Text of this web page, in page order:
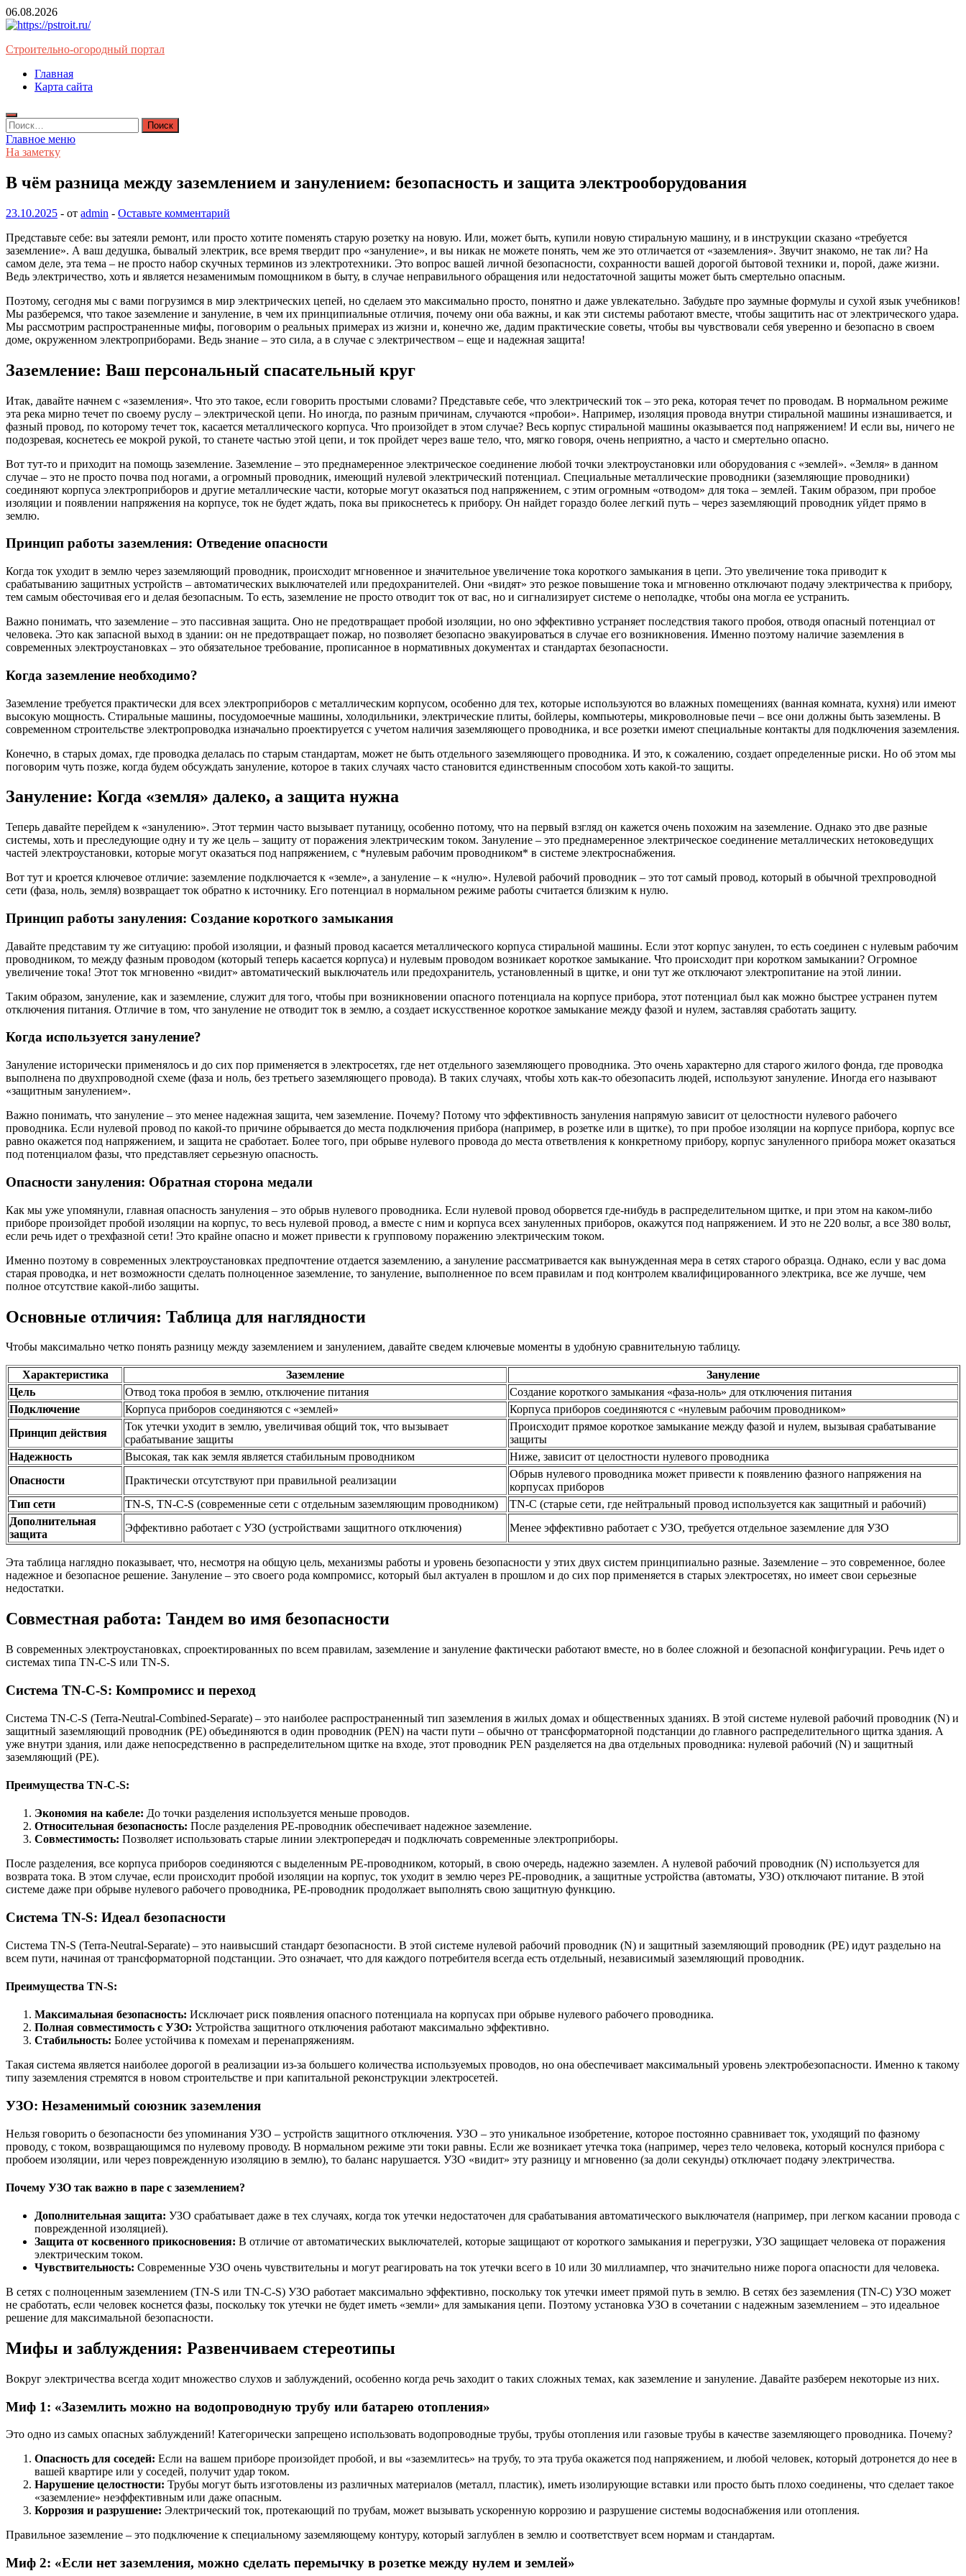
Перейти
к
06.08.2026
Строительно-огородный портал
Главная
Карта сайта
Найти:
Главное меню
На заметку
В чём разница между заземлением и занулением: безопасность и защита электрооборудования
23.10.2025 - от admin - Оставьте комментарий
Представьте себе: вы затеяли ремонт, или просто хотите поменять старую розетку на новую. Или, может быть, купили новую стиральную машину, и в инструкции сказано «требуется
заземление». А ваш дедушка, бывалый электрик, все время твердит про «зануление», и вы никак не можете понять, чем же это отличается от «заземления». Звучит знакомо, не так ли? На
самом деле, эта тема – не просто набор скучных терминов из электротехники. Это вопрос вашей личной безопасности, сохранности вашей дорогой бытовой техники и, порой, даже жизни.
Ведь электричество, хоть и является незаменимым помощником в быту, в случае неправильного обращения или недостаточной защиты может быть смертельно опасным.
Поэтому, сегодня мы с вами погрузимся в мир электрических цепей, но сделаем это максимально просто, понятно и даже увлекательно. Забудьте про заумные формулы и сухой язык учебников!
Мы разберемся, что такое заземление и зануление, в чем их принципиальные отличия, почему они оба важны, и как эти системы работают вместе, чтобы защитить нас от электрического удара.
Мы рассмотрим распространенные мифы, поговорим о реальных примерах из жизни и, конечно же, дадим практические советы, чтобы вы чувствовали себя уверенно и безопасно в своем
доме, окруженном электроприборами. Ведь знание – это сила, а в случае с электричеством – еще и надежная защита!
Заземление: Ваш персональный спасательный круг
Итак, давайте начнем с «заземления». Что это такое, если говорить простыми словами? Представьте себе, что электрический ток – это река, которая течет по проводам. В нормальном режиме
эта река мирно течет по своему руслу – электрической цепи. Но иногда, по разным причинам, случаются «пробои». Например, изоляция провода внутри стиральной машины изнашивается, и
фазный провод, по которому течет ток, касается металлического корпуса. Что произойдет в этом случае? Весь корпус стиральной машины оказывается под напряжением! И если вы, ничего не
подозревая, коснетесь ее мокрой рукой, то станете частью этой цепи, и ток пройдет через ваше тело, что, мягко говоря, очень неприятно, а часто и смертельно опасно.
Вот тут-то и приходит на помощь заземление. Заземление – это преднамеренное электрическое соединение любой точки электроустановки или оборудования с «землей». «Земля» в данном
случае – это не просто почва под ногами, а огромный проводник, имеющий нулевой электрический потенциал. Специальные металлические проводники (заземляющие проводники)
соединяют корпуса электроприборов и другие металлические части, которые могут оказаться под напряжением, с этим огромным «отводом» для тока – землей. Таким образом, при пробое
изоляции и появлении напряжения на корпусе, ток не будет ждать, пока вы прикоснетесь к прибору. Он найдет гораздо более легкий путь – через заземляющий проводник уйдет прямо в
землю.
Принцип работы заземления: Отведение опасности
Когда ток уходит в землю через заземляющий проводник, происходит мгновенное и значительное увеличение тока короткого замыкания в цепи. Это увеличение тока приводит к
срабатыванию защитных устройств – автоматических выключателей или предохранителей. Они «видят» это резкое повышение тока и мгновенно отключают подачу электричества к прибору,
тем самым обесточивая его и делая безопасным. То есть, заземление не просто отводит ток от вас, но и сигнализирует системе о неполадке, чтобы она могла ее устранить.
Важно понимать, что заземление – это пассивная защита. Оно не предотвращает пробой изоляции, но оно эффективно устраняет последствия такого пробоя, отводя опасный потенциал от
человека. Это как запасной выход в здании: он не предотвращает пожар, но позволяет безопасно эвакуироваться в случае его возникновения. Именно поэтому наличие заземления в
современных электроустановках – это обязательное требование, прописанное в нормативных документах и стандартах безопасности.
Когда заземление необходимо?
Заземление требуется практически для всех электроприборов с металлическим корпусом, особенно для тех, которые используются во влажных помещениях (ванная комната, кухня) или имеют
высокую мощность. Стиральные машины, посудомоечные машины, холодильники, электрические плиты, бойлеры, компьютеры, микроволновые печи – все они должны быть заземлены. В
современном строительстве электропроводка изначально проектируется с учетом наличия заземляющего проводника, и все розетки имеют специальные контакты для подключения заземления.
Конечно, в старых домах, где проводка делалась по старым стандартам, может не быть отдельного заземляющего проводника. И это, к сожалению, создает определенные риски. Но об этом мы
поговорим чуть позже, когда будем обсуждать зануление, которое в таких случаях часто становится единственным способом хоть какой-то защиты.
Зануление: Когда «земля» далеко, а защита нужна
Теперь давайте перейдем к «занулению». Этот термин часто вызывает путаницу, особенно потому, что на первый взгляд он кажется очень похожим на заземление. Однако это две разные
системы, хоть и преследующие одну и ту же цель – защиту от поражения электрическим током. Зануление – это преднамеренное электрическое соединение металлических нетоковедущих
частей электроустановки, которые могут оказаться под напряжением, с *нулевым рабочим проводником* в системе электроснабжения.
Вот тут и кроется ключевое отличие: заземление подключается к «земле», а зануление – к «нулю». Нулевой рабочий проводник – это тот самый провод, который в обычной трехпроводной
сети (фаза, ноль, земля) возвращает ток обратно к источнику. Его потенциал в нормальном режиме работы считается близким к нулю.
Принцип работы зануления: Создание короткого замыкания
Давайте представим ту же ситуацию: пробой изоляции, и фазный провод касается металлического корпуса стиральной машины. Если этот корпус занулен, то есть соединен с нулевым рабочим
проводником, то между фазным проводом (который теперь касается корпуса) и нулевым проводом возникает короткое замыкание. Что происходит при коротком замыкании? Огромное
увеличение тока! Этот ток мгновенно «видит» автоматический выключатель или предохранитель, установленный в щитке, и они тут же отключают электропитание на этой линии.
Таким образом, зануление, как и заземление, служит для того, чтобы при возникновении опасного потенциала на корпусе прибора, этот потенциал был как можно быстрее устранен путем
отключения питания. Отличие в том, что зануление не отводит ток в землю, а создает искусственное короткое замыкание между фазой и нулем, заставляя сработать защиту.
Когда используется зануление?
Зануление исторически применялось и до сих пор применяется в электросетях, где нет отдельного заземляющего проводника. Это очень характерно для старого жилого фонда, где проводка
выполнена по двухпроводной схеме (фаза и ноль, без третьего заземляющего провода). В таких случаях, чтобы хоть как-то обезопасить людей, используют зануление. Иногда его называют
«защитным занулением».
Важно понимать, что зануление – это менее надежная защита, чем заземление. Почему? Потому что эффективность зануления напрямую зависит от целостности нулевого рабочего
проводника. Если нулевой провод по какой-то причине обрывается до места подключения прибора (например, в розетке или в щитке), то при пробое изоляции на корпусе прибора, корпус все
равно окажется под напряжением, и защита не сработает. Более того, при обрыве нулевого провода до места ответвления к конкретному прибору, корпус зануленного прибора может оказаться
под потенциалом фазы, что представляет серьезную опасность.
Опасности зануления: Обратная сторона медали
Как мы уже упомянули, главная опасность зануления – это обрыв нулевого проводника. Если нулевой провод оборвется где-нибудь в распределительном щитке, и при этом на каком-либо
приборе произойдет пробой изоляции на корпус, то весь нулевой провод, а вместе с ним и корпуса всех зануленных приборов, окажутся под напряжением. И это не 220 вольт, а все 380 вольт,
если речь идет о трехфазной сети! Это крайне опасно и может привести к групповому поражению электрическим током.
Именно поэтому в современных электроустановках предпочтение отдается заземлению, а зануление рассматривается как вынужденная мера в сетях старого образца. Однако, если у вас дома
старая проводка, и нет возможности сделать полноценное заземление, то зануление, выполненное по всем правилам и под контролем квалифицированного электрика, все же лучше, чем
полное отсутствие какой-либо защиты.
Основные отличия: Таблица для наглядности
Чтобы максимально четко понять разницу между заземлением и занулением, давайте сведем ключевые моменты в удобную сравнительную таблицу.
Характеристика Заземление
Зануление
Цель
Отвод тока пробоя в землю, отключение питания
Создание короткого замыкания «фаза-ноль» для отключения питания
Подключение
Корпуса приборов соединяются с «землей»
Корпуса приборов соединяются с «нулевым рабочим проводником»
Принцип действия
Ток утечки уходит в землю, увеличивая общий ток, что вызывает
срабатывание защиты
Происходит прямое короткое замыкание между фазой и нулем, вызывая срабатывание
защиты
Надежность
Высокая, так как земля является стабильным проводником
Ниже, зависит от целостности нулевого проводника
Опасности
Практически отсутствуют при правильной реализации
Обрыв нулевого проводника может привести к появлению фазного напряжения на
корпусах приборов
Тип сети
TN-S, TN-C-S (современные сети с отдельным заземляющим проводником)
TN-C (старые сети, где нейтральный провод используется как защитный и рабочий)
Дополнительная
защита
Эффективно работает с УЗО (устройствами защитного отключения) Менее эффективно работает с УЗО, требуется отдельное заземление для УЗО
Эта таблица наглядно показывает, что, несмотря на общую цель, механизмы работы и уровень безопасности у этих двух систем принципиально разные. Заземление – это современное, более
надежное и безопасное решение. Зануление – это своего рода компромисс, который был актуален в прошлом и до сих пор применяется в старых электросетях, но имеет свои серьезные
недостатки.
Совместная работа: Тандем во имя безопасности
В современных электроустановках, спроектированных по всем правилам, заземление и зануление фактически работают вместе, но в более сложной и безопасной конфигурации. Речь идет о
системах типа TN-C-S или TN-S.
Система TN-C-S: Компромисс и переход
Система TN-C-S (Terra-Neutral-Combined-Separate) – это наиболее распространенный тип заземления в жилых домах и общественных зданиях. В этой системе нулевой рабочий проводник (N) и
защитный заземляющий проводник (PE) объединяются в один проводник (PEN) на части пути – обычно от трансформаторной подстанции до главного распределительного щитка здания. А
уже внутри здания, или даже непосредственно в распределительном щитке на входе, этот проводник PEN разделяется на два отдельных проводника: нулевой рабочий (N) и защитный
заземляющий (PE).
Преимущества TN-C-S:
Экономия на кабеле: До точки разделения используется меньше проводов.
Относительная безопасность: После разделения PE-проводник обеспечивает надежное заземление.
Совместимость: Позволяет использовать старые линии электропередач и подключать современные электроприборы.
После разделения, все корпуса приборов соединяются с выделенным PE-проводником, который, в свою очередь, надежно заземлен. А нулевой рабочий проводник (N) используется для
возврата тока. В этом случае, если происходит пробой изоляции на корпус, ток уходит в землю через PE-проводник, а защитные устройства (автоматы, УЗО) отключают питание. В этой
системе даже при обрыве нулевого рабочего проводника, PE-проводник продолжает выполнять свою защитную функцию.
Система TN-S: Идеал безопасности
Система TN-S (Terra-Neutral-Separate) – это наивысший стандарт безопасности. В этой системе нулевой рабочий проводник (N) и защитный заземляющий проводник (PE) идут раздельно на
всем пути, начиная от трансформаторной подстанции. Это означает, что для каждого потребителя всегда есть отдельный, независимый заземляющий проводник.
Преимущества TN-S:
Максимальная безопасность: Исключает риск появления опасного потенциала на корпусах при обрыве нулевого рабочего проводника.
Полная совместимость с УЗО: Устройства защитного отключения работают максимально эффективно.
Стабильность: Более устойчива к помехам и перенапряжениям.
Такая система является наиболее дорогой в реализации из-за большего количества используемых проводов, но она обеспечивает максимальный уровень электробезопасности. Именно к такому
типу заземления стремятся в новом строительстве и при капитальной реконструкции электросетей.
УЗО: Незаменимый союзник заземления
Нельзя говорить о безопасности без упоминания УЗО – устройств защитного отключения. УЗО – это уникальное изобретение, которое постоянно сравнивает ток, уходящий по фазному
проводу, с током, возвращающимся по нулевому проводу. В нормальном режиме эти токи равны. Если же возникает утечка тока (например, через тело человека, который коснулся прибора с
пробоем изоляции, или через поврежденную изоляцию в землю), то баланс нарушается. УЗО «видит» эту разницу и мгновенно (за доли секунды) отключает подачу электричества.
Почему УЗО так важно в паре с заземлением?
Дополнительная защита: УЗО срабатывает даже в тех случаях, когда ток утечки недостаточен для срабатывания автоматического выключателя (например, при легком касании провода с
поврежденной изоляцией).
Защита от косвенного прикосновения: В отличие от автоматических выключателей, которые защищают от короткого замыкания и перегрузки, УЗО защищает человека от поражения
электрическим током.
Чувствительность: Современные УЗО очень чувствительны и могут реагировать на ток утечки всего в 10 или 30 миллиампер, что значительно ниже порога опасности для человека.
В сетях с полноценным заземлением (TN-S или TN-C-S) УЗО работает максимально эффективно, поскольку ток утечки имеет прямой путь в землю. В сетях без заземления (TN-C) УЗО может
не сработать, если человек коснется фазы, поскольку ток утечки не будет иметь «земли» для замыкания цепи. Поэтому установка УЗО в сочетании с надежным заземлением – это идеальное
решение для максимальной безопасности.
Мифы и заблуждения: Развенчиваем стереотипы
Вокруг электричества всегда ходит множество слухов и заблуждений, особенно когда речь заходит о таких сложных темах, как заземление и зануление. Давайте разберем некоторые из них.
Миф 1: «Заземлить можно на водопроводную трубу или батарею отопления»
Это одно из самых опасных заблуждений! Категорически запрещено использовать водопроводные трубы, трубы отопления или газовые трубы в качестве заземляющего проводника. Почему?
Опасность для соседей: Если на вашем приборе произойдет пробой, и вы «заземлитесь» на трубу, то эта труба окажется под напряжением, и любой человек, который дотронется до нее в
вашей квартире или у соседей, получит удар током.
Нарушение целостности: Трубы могут быть изготовлены из различных материалов (металл, пластик), иметь изолирующие вставки или просто быть плохо соединены, что сделает такое
«заземление» неэффективным или даже опасным.
Коррозия и разрушение: Электрический ток, протекающий по трубам, может вызывать ускоренную коррозию и разрушение системы водоснабжения или отопления.
Правильное заземление – это подключение к специальному заземляющему контуру, который заглублен в землю и соответствует всем нормам и стандартам.
Миф 2: «Если нет заземления, можно сделать перемычку в розетке между нулем и землей»